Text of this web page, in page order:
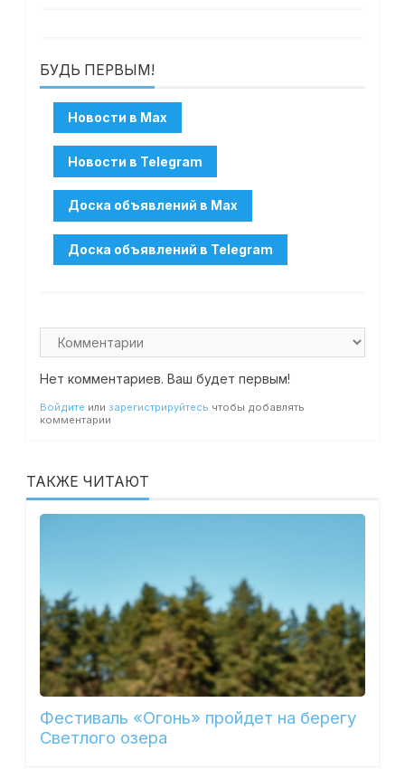
БУДЬ ПЕРВЫМ!
Нет комментариев. Ваш будет первым!
Войдите или зарегистрируйтесь чтобы добавлять
комментарии
ТАКЖЕ ЧИТАЮТ
Фестиваль «Огонь» пройдет на берегу
Светлого озера